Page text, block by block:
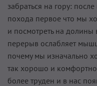
забраться на гору:
похода первое что мы
и посмотреть на
перерыв ослабляет
почему мы изначально
так хорошо и
более труден и в нас